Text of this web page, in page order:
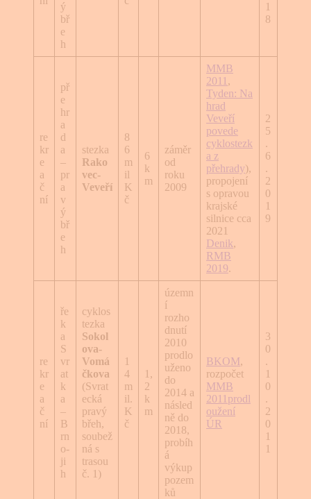
ý
bř
e
h
1
8
re
kr
e
a
č
ní
př
e
hr
a
d
a
–
pr
a
v
ý
bř
e
h
stezka
Rako
vec-
Veveří
8
6
m
il
K
č
6
k
m
záměr
od
roku
2009
MMB
2011 ,
Tyden: Na
hrad
Veveří
povede
cyklostezk
a z
přehrady),
propojení
s opravou
krajské
silnice cca
2021
Denik,
RMB
2019.
2
5
.
6
.
2
0
1
9
re
kr
e
a
č
ní
ře
k
a
S
vr
at
k
a
–
B
rn
o-
ji
h
cyklos
tezka
Sokol
ova-
Vomá
čkova
(Svrat
ecká
pravý
břeh,
soubež
ná s
trasou
č. 1)
1
4
m
il.
K
č
1,
2
k
m
územn
í
rozho
dnutí
2010
prodlo
uženo
do
2014 a
násled
ně do
2018,
probíh
á
výkup
pozem
ků
BKOM,
rozpočet
MMB
2011 prodl
oužení
ÚR
3
0
.
1
0
.
2
0
1
1